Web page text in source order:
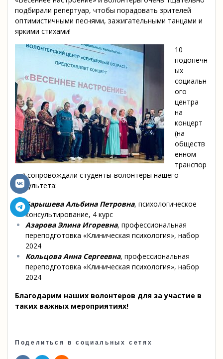
подбирали репертуар, чтобы порадовать зрителей
оптимистичными песнями, зажигательными танцами и
яркими стихами!
10
подопечн
ых
социальн
ого
центра
на
концерт
(на
обществ
енном
транспор
те) сопровождали студенты-волонтеры нашего
факультета:
Барышева Альбина Петровна, психологическое
консультирование, 4 курс
Азарова Элина Игоревна, профессиональная
переподготовка «Клиническая психология», набор
2024
Кольцова Анна Сергеевна, профессиональная
переподготовка «Клиническая психология», набор
2024
Благодарим наших волонтеров для за участие в
таких важных мероприятиях!
Поделиться в социальных сетях